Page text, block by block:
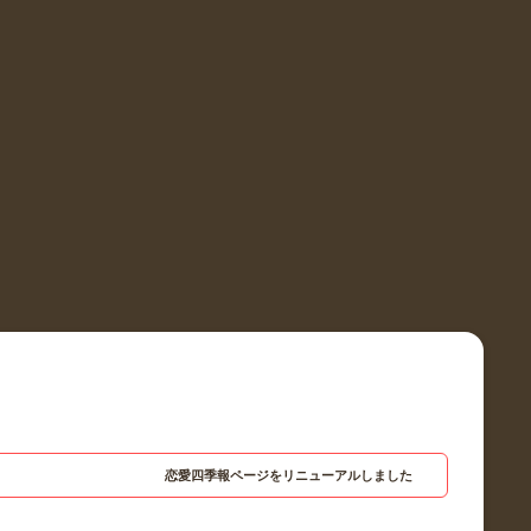
恋愛四季報ページをリニューアルしました